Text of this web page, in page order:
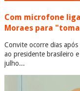
Com microfone
Moraes para
Convite ocorre dias
ao presidente brasileiro
julho...